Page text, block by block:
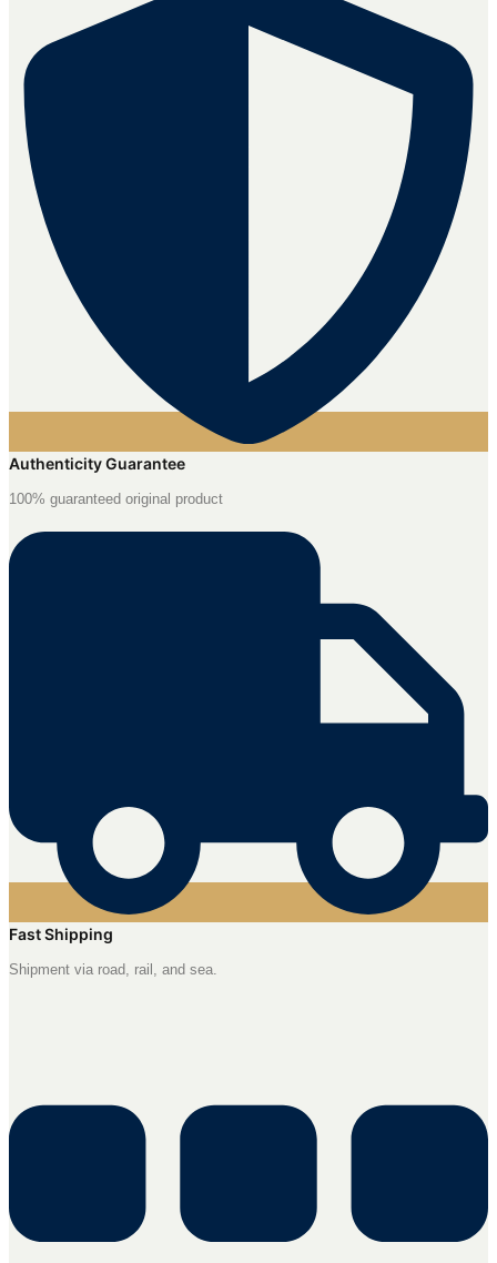
Authenticity Guarantee
100% guaranteed original product
Fast Shipping
Shipment via road, rail, and sea.